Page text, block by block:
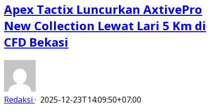
Apex Tactix Luncurkan AxtivePro
New Collection Lewat Lari 5 Km di
CFD Bekasi
Redaksi · 2025-12-23T14:09:50+07:00